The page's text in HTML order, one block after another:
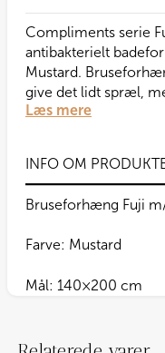
Compliments serie
antibakterielt
Mustard.
give det lidt spræl,
elegante ende af
Læs mere
INFO OM
Bruseforhæng Fuji
Farve: Mustard
Mål: 140×200 cm